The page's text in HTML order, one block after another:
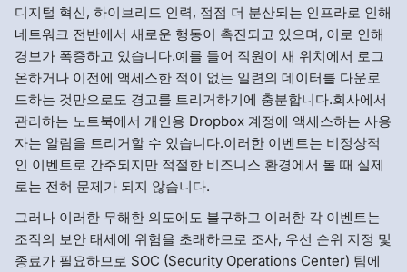
디지털 혁신, 하이브리드 인력, 점점 더 분산되는 인프라로 인해
네트워크 전반에서 새로운 행동이 촉진되고 있으며, 이로 인해
경보가 폭증하고 있습니다.예를 들어 직원이 새 위치에서 로그
온하거나 이전에 액세스한 적이 없는 일련의 데이터를 다운로
드하는 것만으로도 경고를 트리거하기에 충분합니다.회사에서
관리하는 노트북에서 개인용 Dropbox 계정에 액세스하는 사용
자는 알림을 트리거할 수 있습니다.이러한 이벤트는 비정상적
인 이벤트로 간주되지만 적절한 비즈니스 환경에서 볼 때 실제
로는 전혀 문제가 되지 않습니다.
그러나 이러한 무해한 의도에도 불구하고 이러한 각 이벤트는
조직의 보안 태세에 위험을 초래하므로 조사, 우선 순위 지정 및
종료가 필요하므로 SOC (Security Operations Center) 팀에